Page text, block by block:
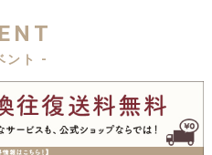
ント -